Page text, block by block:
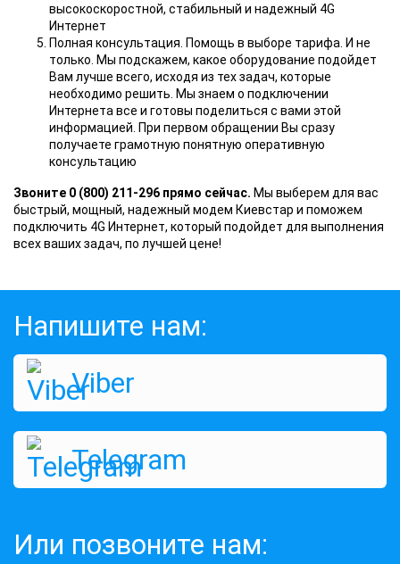
высокоскоростной, стабильный и надежный 4G
Интернет
Полная консультация. Помощь в выборе тарифа. И не
только. Мы подскажем, какое оборудование подойдет
Вам лучше всего, исходя из тех задач, которые
необходимо решить. Мы знаем о подключении
Интернета все и готовы поделиться с вами этой
информацией. При первом обращении Вы сразу
получаете грамотную понятную оперативную
консультацию
Звоните 0 (800) 211-296 прямо сейчас. Мы выберем для вас
быстрый, мощный, надежный модем Киевстар и поможем
подключить 4G Интернет, который подойдет для выполнения
всех ваших задач, по лучшей цене!
Напишите нам:
Viber
Telegram
Или позвоните нам: